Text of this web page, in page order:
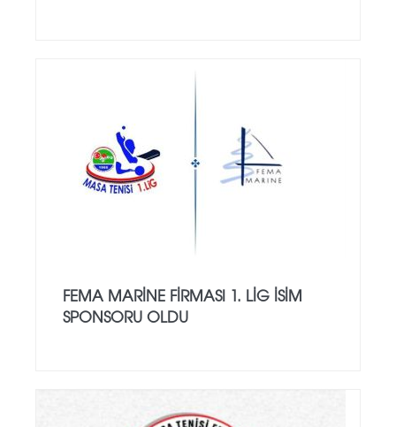
FEMA MARINE FIRMASI 1. LIG ISIM
SPONSORU OLDU